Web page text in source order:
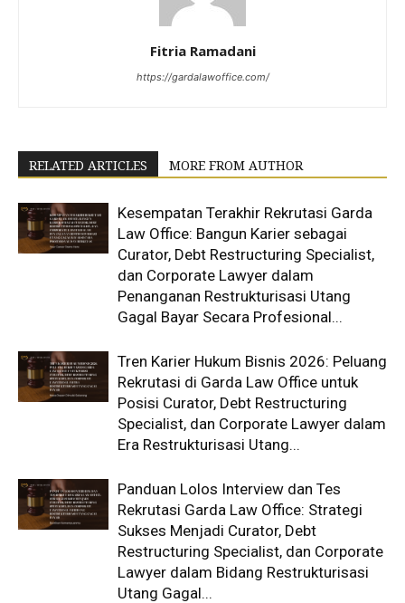
Fitria Ramadani
https://gardalawoffice.com/
RELATED ARTICLES MORE FROM AUTHOR
Kesempatan Terakhir Rekrutasi Garda
Law Office: Bangun Karier sebagai
Curator, Debt Restructuring Specialist,
dan Corporate Lawyer dalam
Penanganan Restrukturisasi Utang
Gagal Bayar Secara Profesional...
Tren Karier Hukum Bisnis 2026: Peluang
Rekrutasi di Garda Law Office untuk
Posisi Curator, Debt Restructuring
Specialist, dan Corporate Lawyer dalam
Era Restrukturisasi Utang...
Panduan Lolos Interview dan Tes
Rekrutasi Garda Law Office: Strategi
Sukses Menjadi Curator, Debt
Restructuring Specialist, dan Corporate
Lawyer dalam Bidang Restrukturisasi
Utang Gagal...